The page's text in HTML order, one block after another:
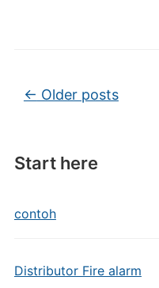
Start here
contoh
Distributor Fire alarm
Post navigation
← Older posts